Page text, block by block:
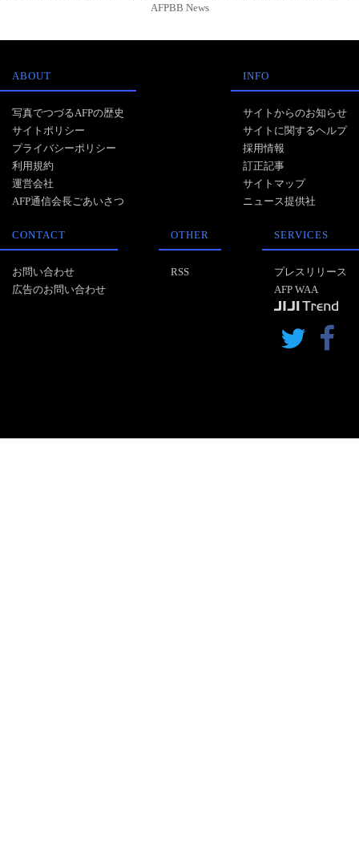
AFPBB News
ABOUT
写真でつづるAFPの歴史
サイトポリシー
プライバシーポリシー
利用規約
運営会社
AFP通信会長ごあいさつ
INFO
サイトからのお知らせ
サイトに関するヘルプ
採用情報
訂正記事
サイトマップ
ニュース提供社
CONTACT
お問い合わせ
広告のお問い合わせ
OTHER
RSS
SERVICES
プレスリリース
AFP WAA